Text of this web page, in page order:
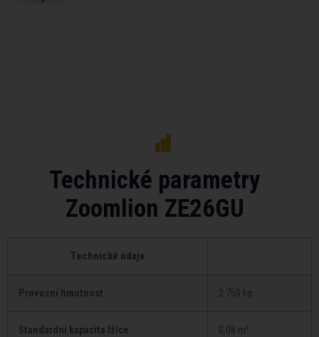
Technické parametry
Zoomlion ZE26GU
Technické údaje
Provozní hmotnost 2 750 kg
Standardní kapacita lžíce 0,08 m³